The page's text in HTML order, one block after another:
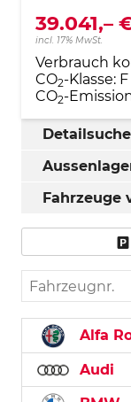
39.041,–
incl. 17% MwSt.
Verbrauch
CO2-Klasse: F
CO2-
Detailsuche
Fahrzeuge
Fahrzeugnr.
Alfa
Audi